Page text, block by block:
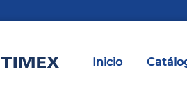
Inicio